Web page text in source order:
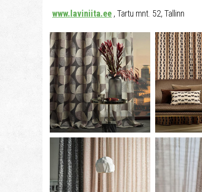
www.laviniita.ee , Tartu mnt. 52, Tallinn